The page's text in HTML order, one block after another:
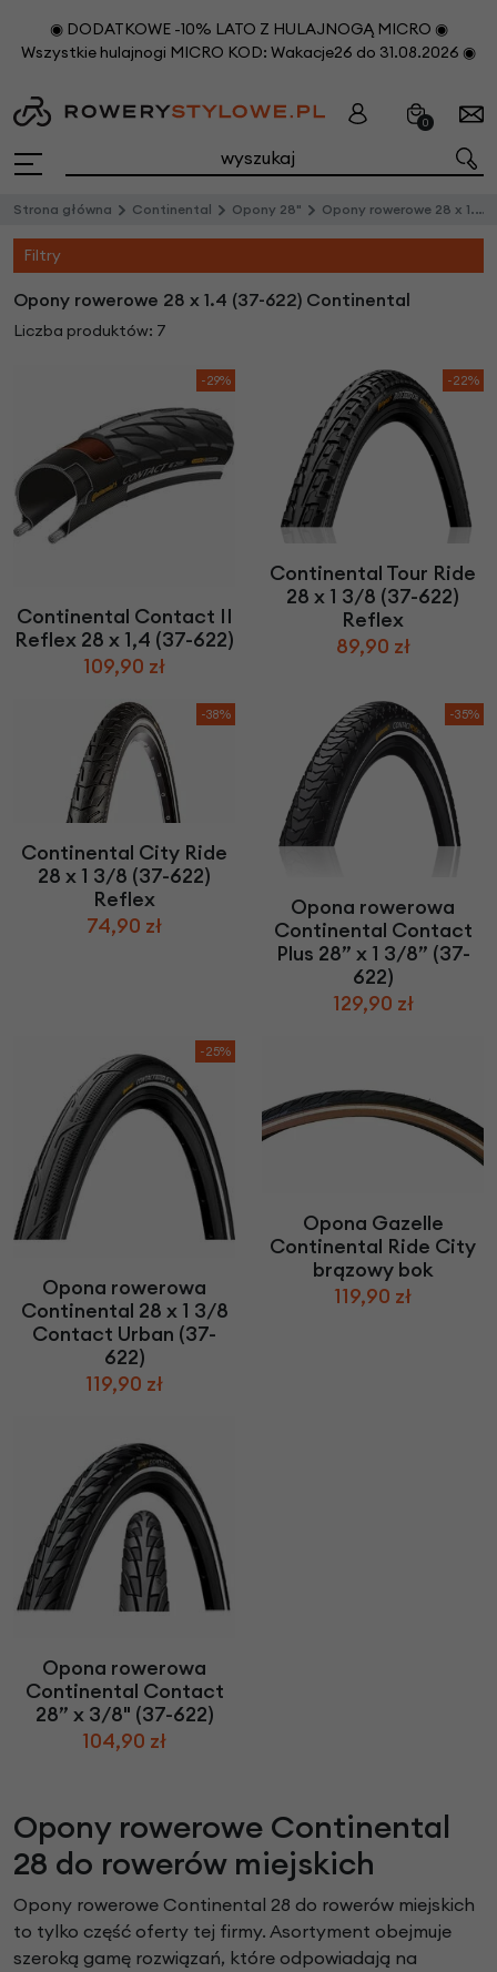
◉ DODATKOWE -10% LATO Z HULAJNOGĄ MICRO ◉
Wszystkie hulajnogi MICRO KOD: Wakacje26 do 31.08.2026 ◉
0
Strona główna Continental Opony 28" Opony rowerowe 28 x 1.4 (37-622)
Filtry
Opony rowerowe 28 x 1.4 (37-622) Continental
Liczba produktów: 7
-29%
Continental Contact II
Reflex 28 x 1,4 (37-622)
109,90 zł
-22%
Continental Tour Ride
28 x 1 3/8 (37-622)
Reflex
89,90 zł
-38%
Continental City Ride
28 x 1 3/8 (37-622)
Reflex
74,90 zł
-35%
Opona rowerowa
Continental Contact
Plus 28” x 1 3/8” (37-
622)
129,90 zł
-25%
Opona rowerowa
Continental 28 x 1 3/8
Contact Urban (37-
622)
119,90 zł
Opona Gazelle
Continental Ride City
brązowy bok
119,90 zł
Opona rowerowa
Continental Contact
28” x 3/8" (37-622)
104,90 zł
Opony rowerowe Continental
28 do rowerów miejskich
Opony rowerowe Continental 28 do rowerów miejskich
to tylko część oferty tej firmy. Asortyment obejmuje
szeroką gamę rozwiązań, które odpowiadają na